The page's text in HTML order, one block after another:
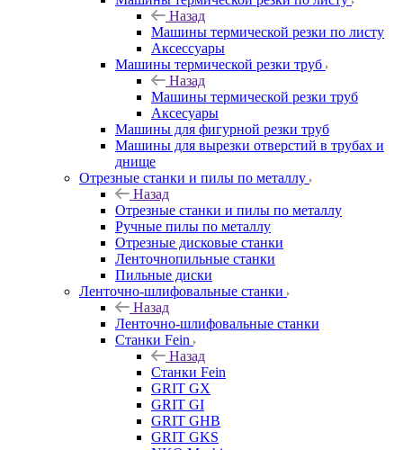
Назад
Машины термической резки по листу
Аксессуары
Машины термической резки труб
Назад
Машины термической резки труб
Аксесуары
Машины для фигурной резки труб
Машины для вырезки отверстий в трубах и
днище
Отрезные станки и пилы по металлу
Назад
Отрезные станки и пилы по металлу
Ручные пилы по металлу
Отрезные дисковые станки
Ленточнопильные станки
Пильные диски
Ленточно-шлифовальные станки
Назад
Ленточно-шлифовальные станки
Станки Fein
Назад
Станки Fein
GRIT GX
GRIT GI
GRIT GHB
GRIT GKS